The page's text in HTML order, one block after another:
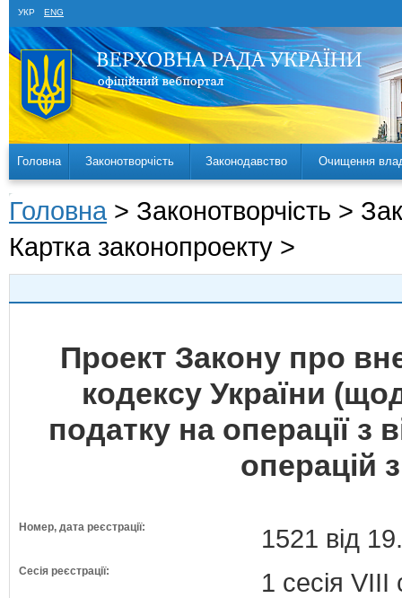
УКР ENG
Головна Законотворчість Законодавство Очищення
Головна > Законотворчість >
Картка законопроекту >
Проект Закону про
кодексу України
податку на операції з
операцій
Номер, дата реєстрації: 1521 від
Сесія реєстрації: 1 сесія VIII